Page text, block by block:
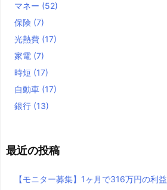
マネー (52)
保険 (7)
光熱費 (17)
家電 (7)
時短 (17)
自動車 (17)
銀行 (13)
最近の投稿
【モニター募集】1ヶ月で316万円の利益